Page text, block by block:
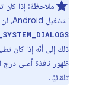
ملاحظة:
التشغيل Android، لن تحتاج إلى استخدام
ذلك إلى أنّه إذا كان
ظهور نافذة أعلى درج
تلقائيًا.